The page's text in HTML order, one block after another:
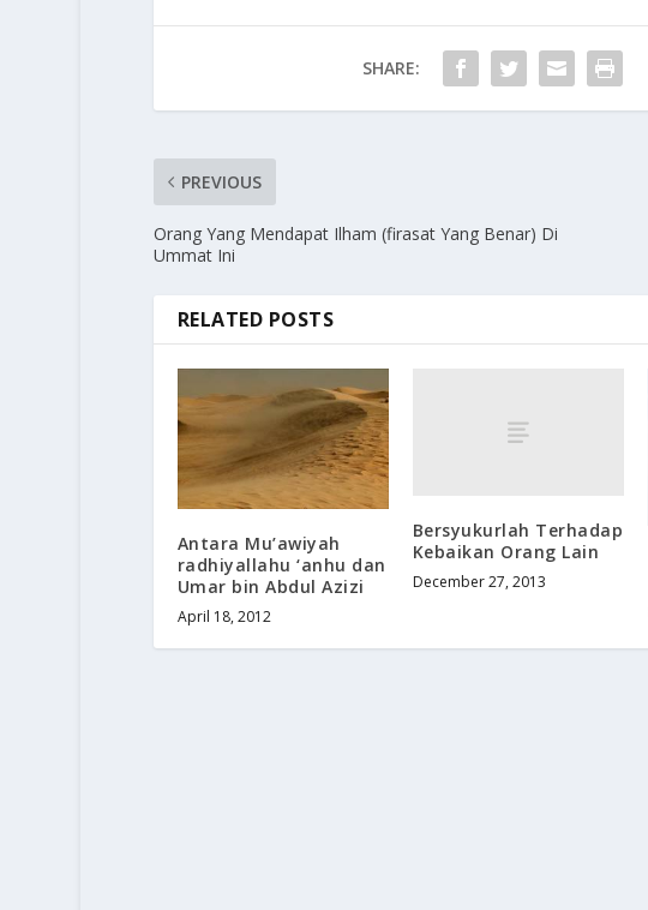
SHARE:
PREVIOUS
Orang Yang Mendapat Ilham (firasat Yang Benar) Di
Ummat Ini
RELATED POSTS
Antara Mu’awiyah
radhiyallahu ‘anhu dan
Umar bin Abdul Azizi
April 18, 2012
Bersyukurlah Terhadap
Kebaikan Orang Lain
December 27, 2013